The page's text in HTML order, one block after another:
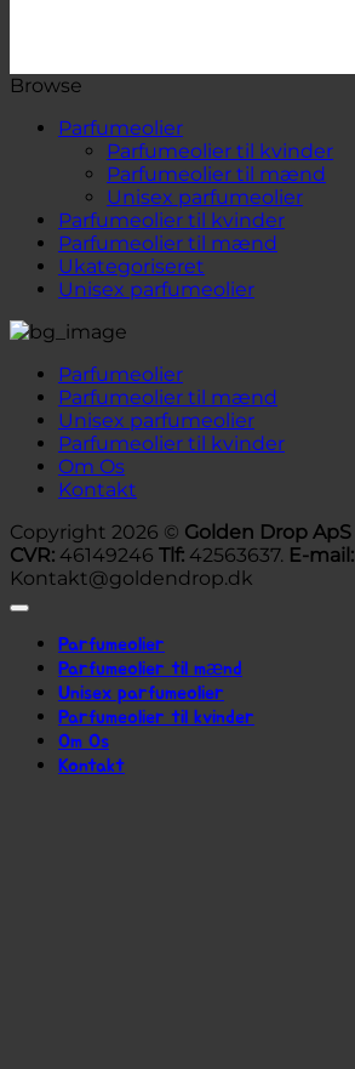
Browse
Parfumeolier
Parfumeolier til kvinder
Parfumeolier til mænd
Unisex parfumeolier
Parfumeolier til kvinder
Parfumeolier til mænd
Ukategoriseret
Unisex parfumeolier
Parfumeolier
Parfumeolier til mænd
Unisex parfumeolier
Parfumeolier til kvinder
Om Os
Kontakt
Copyright 2026 © Golden Drop ApS
CVR: 46149246 Tlf: 42563637. E-mail:
Kontakt@goldendrop.dk
Parfumeolier
Parfumeolier til mænd
Unisex parfumeolier
Parfumeolier til kvinder
Om Os
Kontakt